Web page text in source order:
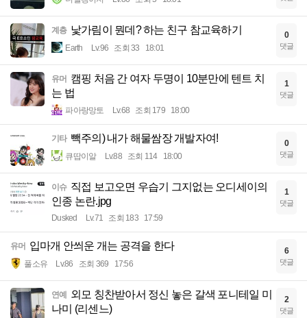
계층 낯가림이 뭔데? 하는 친구 참교육하기
Earth Lv.96 조회 33 18:01
0
댓글
유머 캠핑 처음 간 여자 두명이 10분만에 텐트 치
는 법
파아랑망토 Lv.68 조회 179 18:00
1
댓글
기타 빽주의) 내가 해물쌈장 개발자여!
큐땁이알 Lv.88 조회 114 18:00
0
댓글
이슈 직접 보고오면 우습기 그지없는 오디세이의
인종 논란.jpg
Dusked Lv.71 조회 183 17:59
1
댓글
유머 입마개 안씌운 개는 공격을 한다
풀소유 Lv.86 조회 369 17:56
6
댓글
연예
외모 칭찬받아서 정신 놓은 갈색 포니테일 미
나미 (리센느)
2
댓글